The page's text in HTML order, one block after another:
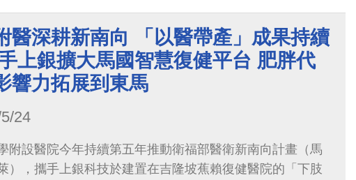
醫深耕新南向 「以醫帶產」成果持續
上銀擴大馬國智慧復健平台 肥胖代
響力拓展到東馬
24
附設醫院今年持續第五年推動衛福部醫衛新南向計畫（馬
），攜手上銀科技於建置在吉隆坡蕉賴復健醫院的「下肢